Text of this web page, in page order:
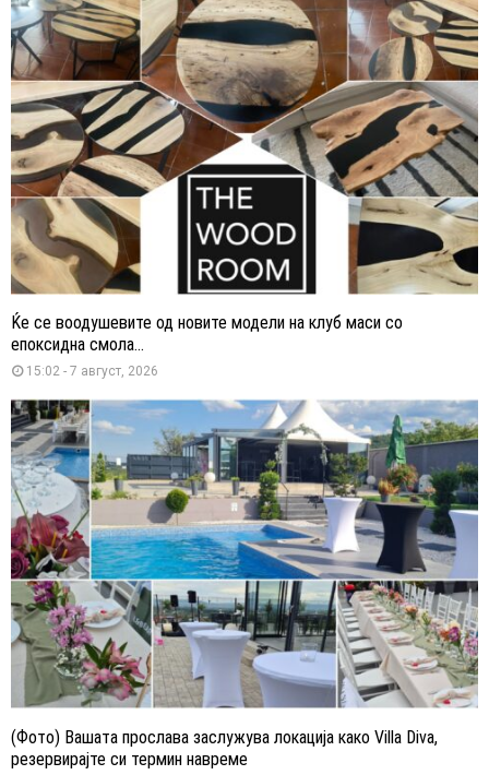
Ќе се воодушевите од новите модели на клуб маси со
епоксидна смола...
15:02 - 7 август, 2026
(Фото) Вашата прослава заслужува локација како Villa Diva,
резервирајте си термин навреме